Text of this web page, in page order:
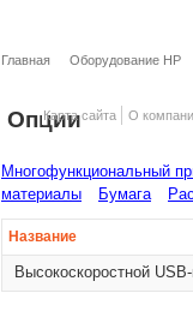
Карта сайта О
Главная Оборудование HP
Опции
Многофункциональный
материалы
Бумага
Название
Высокоскоростной